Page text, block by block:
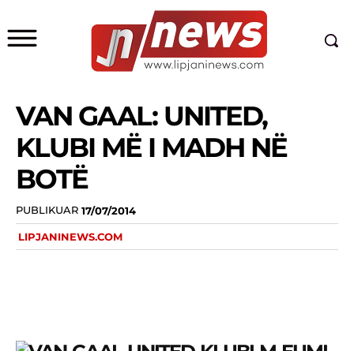
VAN GAAL: UNITED,
KLUBI MË I MADH NË
BOTË
PUBLIKUAR 17/07/2014
LIPJANINEWS.COM